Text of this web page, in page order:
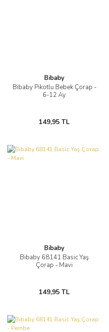
Bibaby
Bibaby Pikotlu Bebek Çorap -
6-12 Ay
149,95 TL
Bibaby
Bibaby 68141 Basic Yaş
Çorap - Mavi
149,95 TL